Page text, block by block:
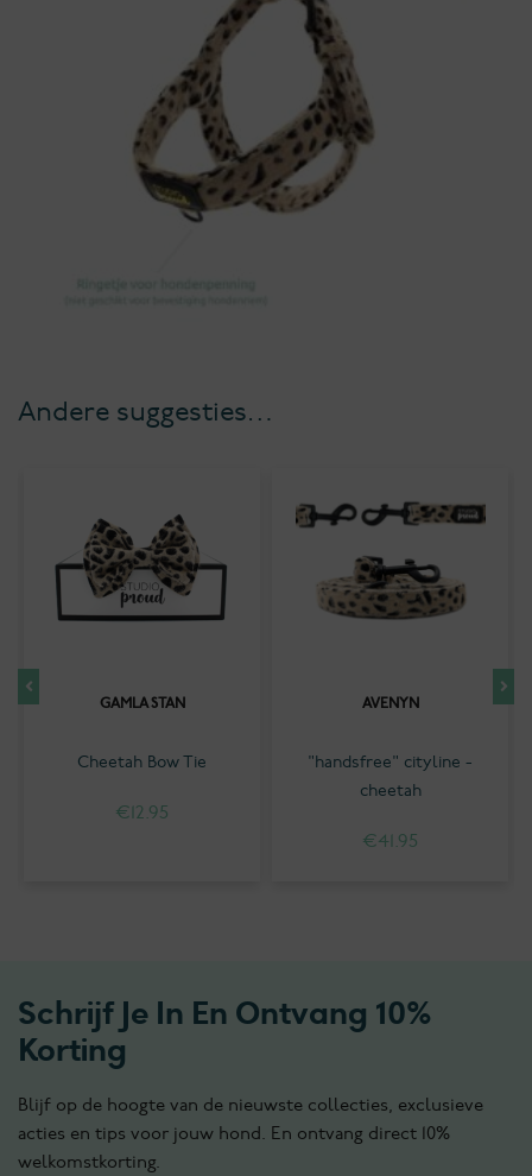
Andere suggesties…
GAMLA STAN
Cheetah Bow Tie
€12.95
AVENYN
"handsfree" cityline -
cheetah
€41.95
Schrijf Je In En Ontvang 10%
Korting
Blijf op de hoogte van de nieuwste collecties, exclusieve
acties en tips voor jouw hond. En ontvang direct 10%
welkomstkorting.